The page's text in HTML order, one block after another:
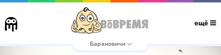
ещё
Барановичи